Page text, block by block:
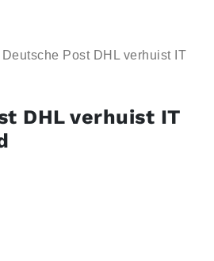
Deutsche Post DHL verhuist IT
DHL verhuist IT